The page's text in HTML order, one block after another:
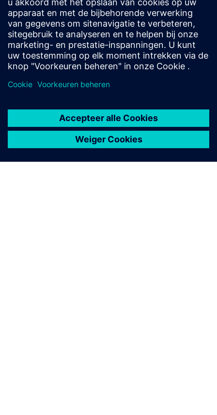
Improve product performance with multiphysics
computational fluid dynamics (CFD) software for
real-world conditions.